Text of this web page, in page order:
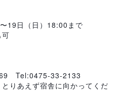
19日（日）18:00まで
　Tel:0475-33-2133
りあえず宿舎に向かってくだ